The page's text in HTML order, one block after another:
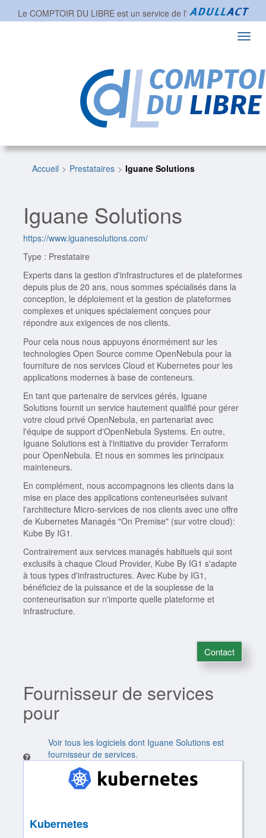
Le COMPTOIR DU LIBRE est un service de l'
Accueil Prestataires Iguane Solutions
Iguane Solutions
https://www.iguanesolutions.com/
Type : Prestataire
Experts dans la gestion d'infrastructures et de plateformes
depuis plus de 20 ans, nous sommes spécialisés dans la
conception, le déploiement et la gestion de plateformes
complexes et uniques spécialement conçues pour
répondre aux exigences de nos clients.
Pour cela nous nous appuyons énormément sur les
technologies Open Source comme OpenNebula pour la
fourniture de nos services Cloud et Kubernetes pour les
applications modernes à base de conteneurs.
En tant que partenaire de services gérés, Iguane
Solutions fournit un service hautement qualifié pour gérer
votre cloud privé OpenNebula, en partenariat avec
l'équipe de support d'OpenNebula Systems. En outre,
Iguane Solutions est à l'initiative du provider Terraform
pour OpenNebula. Et nous en sommes les principaux
mainteneurs.
En complément, nous accompagnons les clients dans la
mise en place des applications conteneurisées suivant
l'architecture Micro-services de nos clients avec une offre
de Kubernetes Managés "On Premise" (sur votre cloud):
Kube By IG1.
Contrairement aux services managés habituels qui sont
exclusifs à chaque Cloud Provider, Kube By IG1 s'adapte
à tous types d'infrastructures. Avec Kube by IG1,
bénéficiez de la puissance et de la souplesse de la
conteneurisation sur n'importe quelle plateforme et
infrastructure.
Contact
Fournisseur de services
pour
Voir tous les logiciels dont Iguane Solutions est
fournisseur de services.
Kubernetes